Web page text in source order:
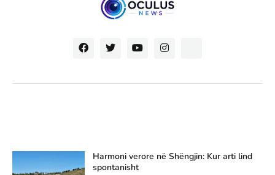
Harmoni verore në Shëngjin: Kur arti lind
spontanisht